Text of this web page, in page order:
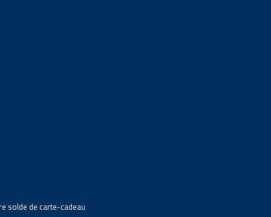
solde de carte-cadeau